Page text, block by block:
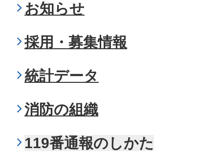
お知らせ
採用・募集情報
統計データ
消防の組織
119番通報のしかた